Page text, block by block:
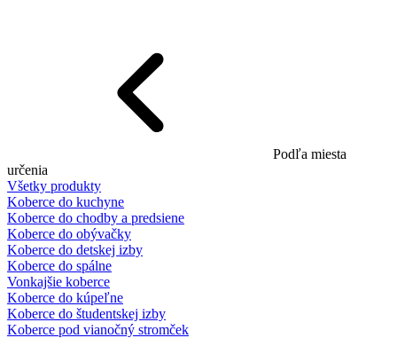
Podľa miesta
určenia
Všetky produkty
Koberce do kuchyne
Koberce do chodby a predsiene
Koberce do obývačky
Koberce do detskej izby
Koberce do spálne
Vonkajšie koberce
Koberce do kúpeľne
Koberce do študentskej izby
Koberce pod vianočný stromček